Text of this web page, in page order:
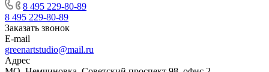
8 495 229-80-89
8 495 229-80-89
Заказать звонок
E-mail
greenartstudio@mail.ru
Адрес